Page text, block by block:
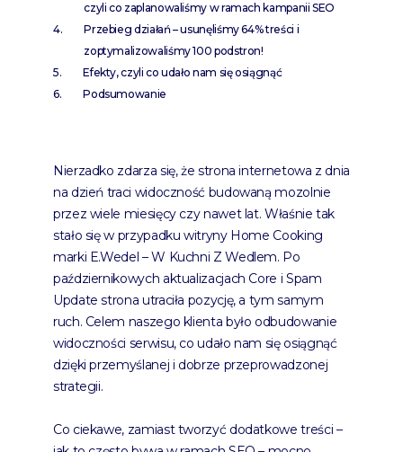
czyli co zaplanowaliśmy w ramach kampanii SEO
Przebieg działań – usunęliśmy 64% treści i
zoptymalizowaliśmy 100 podstron!
Efekty, czyli co udało nam się osiągnąć
Podsumowanie
Nierzadko zdarza się, że strona internetowa z dnia
na dzień traci widoczność budowaną mozolnie
przez wiele miesięcy czy nawet lat. Właśnie tak
stało się w przypadku witryny Home Cooking
marki E.Wedel – W Kuchni Z Wedlem. Po
październikowych aktualizacjach Core i Spam
Update strona utraciła pozycję, a tym samym
ruch. Celem naszego klienta było odbudowanie
widoczności serwisu, co udało nam się osiągnąć
dzięki przemyślanej i dobrze przeprowadzonej
strategii.
Co ciekawe, zamiast tworzyć dodatkowe treści –